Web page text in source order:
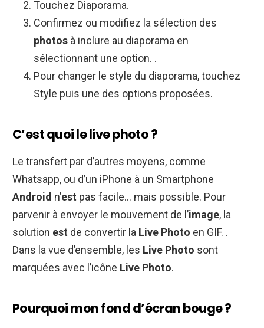
Touchez Diaporama.
Confirmez ou modifiez la sélection des
photos à inclure au diaporama en
sélectionnant une option. .
Pour changer le style du diaporama, touchez
Style puis une des options proposées.
C’est quoi le live photo ?
Le transfert par d’autres moyens, comme
Whatsapp, ou d’un iPhone à un Smartphone
Android n’est pas facile… mais possible. Pour
parvenir à envoyer le mouvement de l’image, la
solution est de convertir la Live Photo en GIF. .
Dans la vue d’ensemble, les Live Photo sont
marquées avec l’icône Live Photo.
Pourquoi mon fond d’écran bouge ?